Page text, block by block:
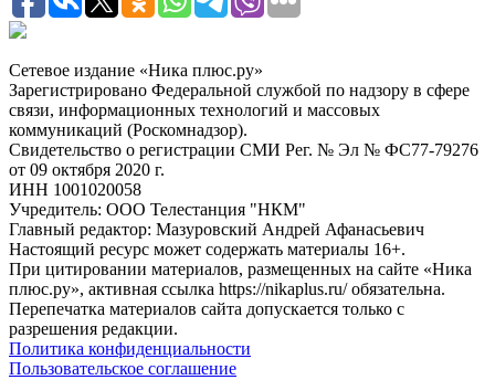
Сетевое издание «Ника плюс.ру»
Зарегистрировано Федеральной службой по надзору в сфере
связи, информационных технологий и массовых
коммуникаций (Роскомнадзор).
Свидетельство о регистрации СМИ Рег. № Эл № ФС77-79276
от 09 октября 2020 г.
ИНН 1001020058
Учредитель: ООО Телестанция "НКМ"
Главный редактор: Мазуровский Андрей Афанасьевич
Настоящий ресурс может содержать материалы 16+.
При цитировании материалов, размещенных на сайте «Ника
плюс.ру», активная ссылка https://nikaplus.ru/ обязательна.
Перепечатка материалов сайта допускается только с
разрешения редакции.
Политика конфиденциальности
Пользовательское соглашение